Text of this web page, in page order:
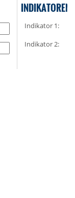
INDIKATOREN
Indikator 1:
Indikator 2: